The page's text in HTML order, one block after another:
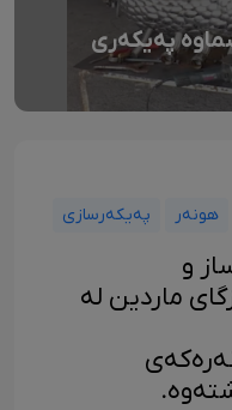
پەیکەری
هونەر پەیکەرسازی
و
ماردین لە